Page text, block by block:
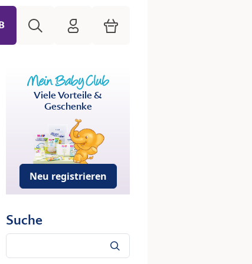
HiPP Mein Babyclub
Warenkorb
Viele Vorteile &
Geschenke
Neu registrieren
Suche